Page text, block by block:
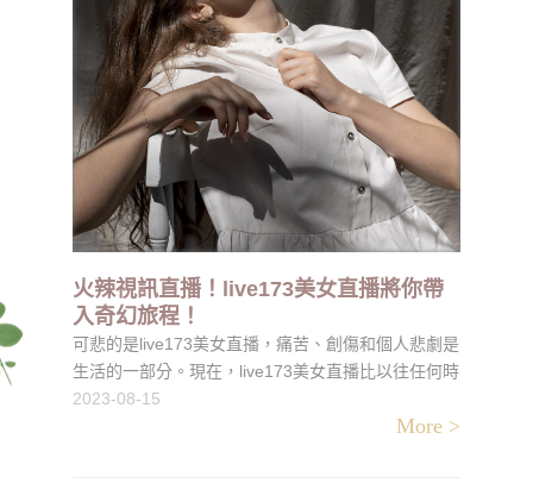
網站內容中，您的網站更有可能在搜索結果中排名靠
前，吸引更多的訪問者。
火辣視訊直播！live173美女直播將你帶
入奇幻旅程！
可悲的是live173美女直播，痛苦、創傷和個人悲劇是
生活的一部分。現在，live173美女直播比以往任何時
候都更加敏銳地意識到，新冠疫情爆發等重大事件以
及隨後的多次封鎖對世界各地的人們造成了影響，世
2023-08-15
More >